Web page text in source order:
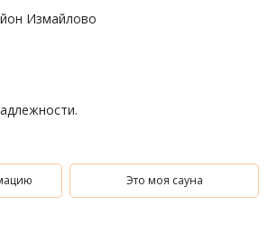
Измайлово
Это моя сауна